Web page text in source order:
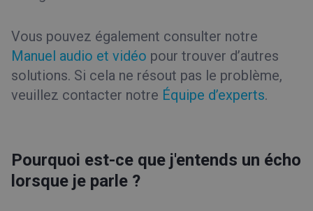
Vous pouvez également consulter notre
Manuel audio et vidéo pour trouver d’autres
solutions. Si cela ne résout pas le problème,
veuillez contacter notre Équipe d’experts.
Pourquoi est-ce que j'entends un écho
lorsque je parle ?